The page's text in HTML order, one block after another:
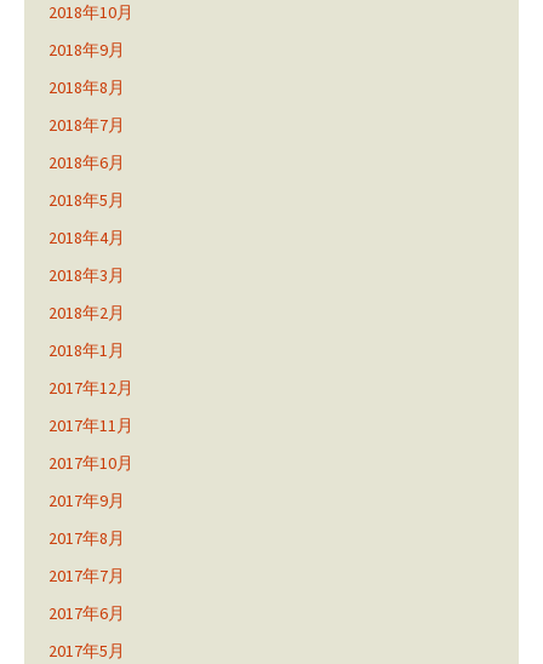
2018年10月
2018年9月
2018年8月
2018年7月
2018年6月
2018年5月
2018年4月
2018年3月
2018年2月
2018年1月
2017年12月
2017年11月
2017年10月
2017年9月
2017年8月
2017年7月
2017年6月
2017年5月